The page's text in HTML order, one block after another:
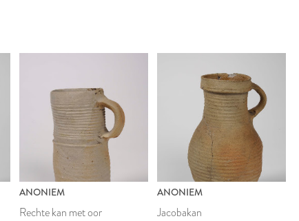
ANONIEM
Rechte kan met oor
ANONIEM
Jacobakan